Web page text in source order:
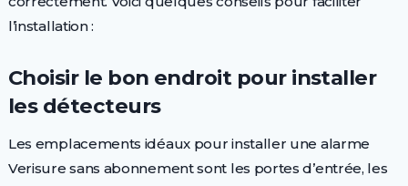
l’installation :
Choisir le bon endroit pour installer
les détecteurs
Les emplacements idéaux pour installer une alarme
Verisure sans abonnement sont les portes d’entrée, les